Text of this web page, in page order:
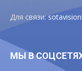
Для связи:
МЫ В